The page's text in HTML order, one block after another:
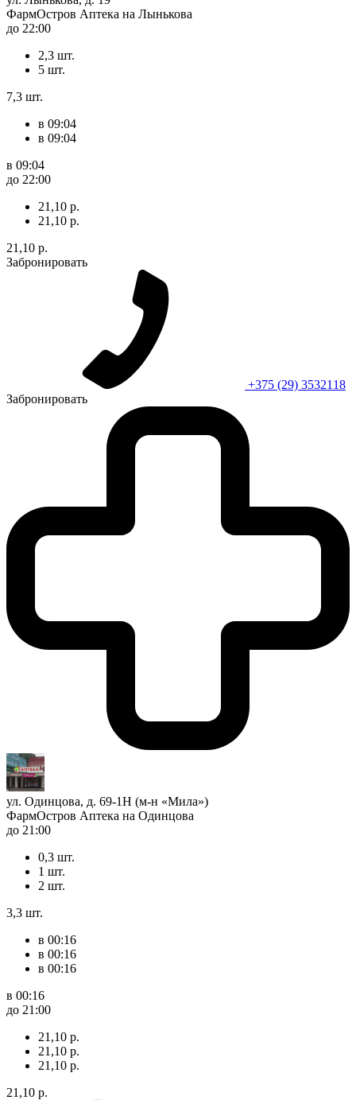
ФармОстров Аптека на Лынькова
до 22:00
2,3 шт.
5 шт.
7,3 шт.
в 09:04
в 09:04
в 09:04
до 22:00
21,10 р.
21,10 р.
21,10 р.
Забронировать
+375 (29) 3532118
Забронировать
ул. Одинцова, д. 69-1Н (м-н «Мила»)
ФармОстров Аптека на Одинцова
до 21:00
0,3 шт.
1 шт.
2 шт.
3,3 шт.
в 00:16
в 00:16
в 00:16
в 00:16
до 21:00
21,10 р.
21,10 р.
21,10 р.
21,10 р.